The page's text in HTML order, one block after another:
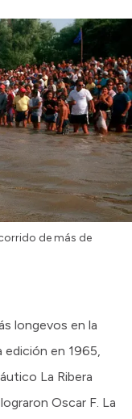
de más de
longevos en la
en 1965,
La Ribera
Oscar F. La